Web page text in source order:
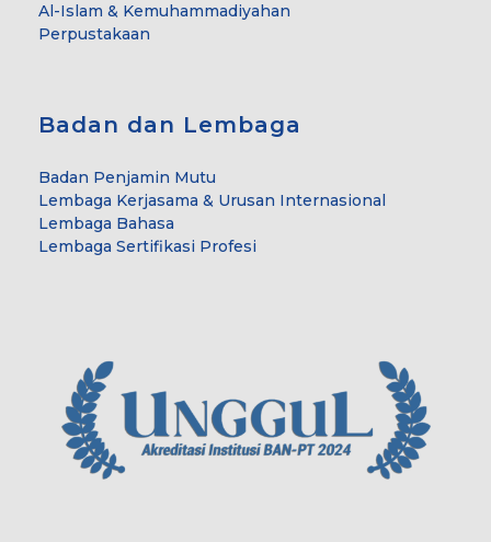
Al-Islam & Kemuhammadiyahan
Perpustakaan
Badan dan Lembaga
Badan Penjamin Mutu
Lembaga Kerjasama & Urusan Internasional
Lembaga Bahasa
Lembaga Sertifikasi Profesi